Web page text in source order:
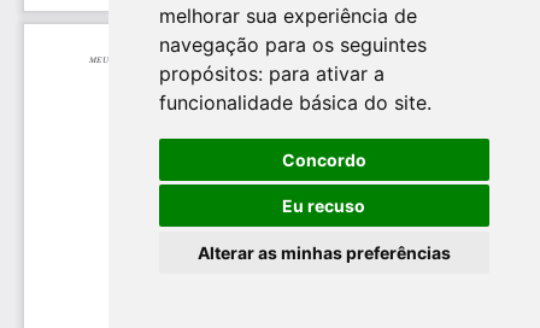
melhorar sua experiência de
navegação para os seguintes
propósitos: para ativar a
funcionalidade básica do site.
Concordo
Eu recuso
Alterar as minhas preferências